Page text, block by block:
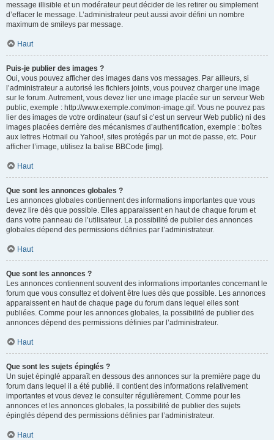
message illisible et un modérateur peut décider de les retirer ou simplement
d’effacer le message. L’administrateur peut aussi avoir défini un nombre
maximum de smileys par message.
Haut
Puis-je publier des images ?
Oui, vous pouvez afficher des images dans vos messages. Par ailleurs, si
l’administrateur a autorisé les fichiers joints, vous pouvez charger une image
sur le forum. Autrement, vous devez lier une image placée sur un serveur Web
public, exemple : http://www.exemple.com/mon-image.gif. Vous ne pouvez pas
lier des images de votre ordinateur (sauf si c’est un serveur Web public) ni des
images placées derrière des mécanismes d’authentification, exemple : boîtes
aux lettres Hotmail ou Yahoo!, sites protégés par un mot de passe, etc. Pour
afficher l’image, utilisez la balise BBCode [img].
Haut
Que sont les annonces globales ?
Les annonces globales contiennent des informations importantes que vous
devez lire dès que possible. Elles apparaissent en haut de chaque forum et
dans votre panneau de l’utilisateur. La possibilité de publier des annonces
globales dépend des permissions définies par l’administrateur.
Haut
Que sont les annonces ?
Les annonces contiennent souvent des informations importantes concernant le
forum que vous consultez et doivent être lues dès que possible. Les annonces
apparaissent en haut de chaque page du forum dans lequel elles sont
publiées. Comme pour les annonces globales, la possibilité de publier des
annonces dépend des permissions définies par l’administrateur.
Haut
Que sont les sujets épinglés ?
Un sujet épinglé apparaît en dessous des annonces sur la première page du
forum dans lequel il a été publié. il contient des informations relativement
importantes et vous devez le consulter régulièrement. Comme pour les
annonces et les annonces globales, la possibilité de publier des sujets
épinglés dépend des permissions définies par l’administrateur.
Haut